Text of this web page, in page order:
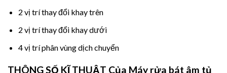
2 vị trí thay đổi khay trên
2 vị trí thay đổi khay dưới
4 vị trí phân vùng dịch chuyển
THÔNG SỐ KĨ THUẬT Của Máy rửa bát âm tủ